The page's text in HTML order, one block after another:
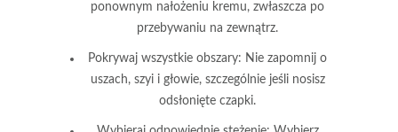
ponownym nałożeniu kremu, zwłaszcza po
przebywaniu na zewnątrz.
Pokrywaj wszystkie obszary: Nie zapomnij o
uszach, szyi i głowie, szczególnie jeśli nosisz
odsłonięte czapki.